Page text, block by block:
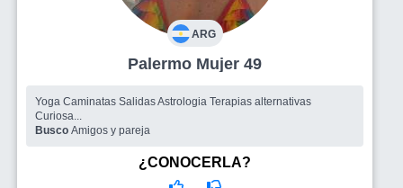
ARG
Palermo Mujer 49
Yoga Caminatas Salidas Astrologia Terapias alternativas
Curiosa...
Busco Amigos y pareja
¿CONOCERLA?